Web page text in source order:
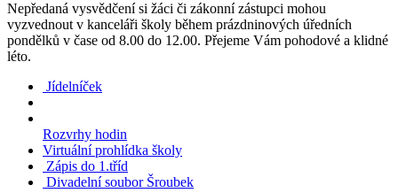
Nepředaná vysvědčení si žáci či zákonní zástupci mohou
vyzvednout v kanceláři školy během prázdninových úředních
pondělků v čase od 8.00 do 12.00. Přejeme Vám pohodové a klidné
léto.
Jídelníček
Rozvrhy hodin
Virtuální prohlídka školy
Zápis do 1.tříd
Divadelní soubor Šroubek